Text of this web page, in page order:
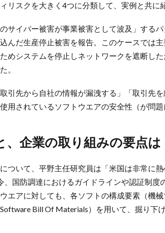
リスクを大きく4つに分類して、実例と共に
サイバー被害が事業被害として波及」する
んだ生産停止被害を報告。このケースでは
めシステムを停止しネットワークを遮断し
。
引先から自社の情報が漏洩する」「取引先
用されているソフトウエアの安全性（が問題
、企業の取り組みの要点は
ついて、平野主任研究員は「米国は非常に
、国防調達におけるガイドラインや認証制度
エアに対しても、各ソフトの構成要素（機
Bill Of Materials）を用いて、掘り下